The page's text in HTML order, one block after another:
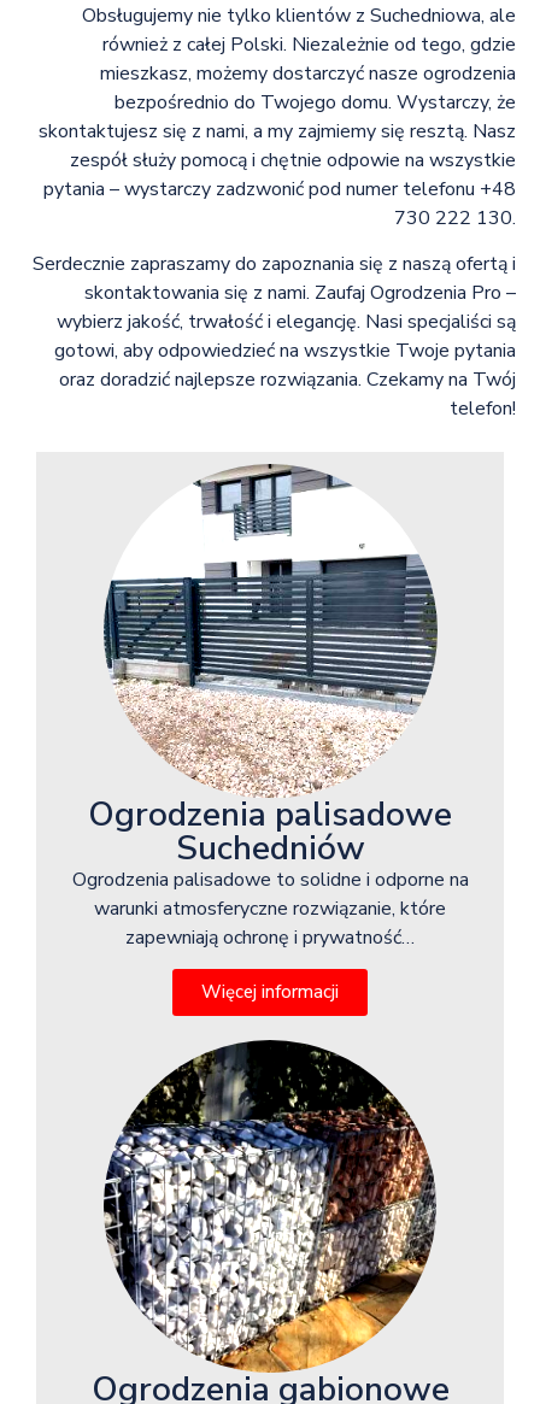
Obsługujemy nie tylko klientów z Suchedniowa, ale
również z całej Polski. Niezależnie od tego, gdzie
mieszkasz, możemy dostarczyć nasze ogrodzenia
bezpośrednio do Twojego domu. Wystarczy, że
skontaktujesz się z nami, a my zajmiemy się resztą. Nasz
zespół służy pomocą i chętnie odpowie na wszystkie
pytania – wystarczy zadzwonić pod numer telefonu +48
730 222 130.
Serdecznie zapraszamy do zapoznania się z naszą ofertą i
skontaktowania się z nami. Zaufaj Ogrodzenia Pro –
wybierz jakość, trwałość i elegancję. Nasi specjaliści są
gotowi, aby odpowiedzieć na wszystkie Twoje pytania
oraz doradzić najlepsze rozwiązania. Czekamy na Twój
telefon!
Ogrodzenia palisadowe
Suchedniów
Ogrodzenia palisadowe to solidne i odporne na
warunki atmosferyczne rozwiązanie, które
zapewniają ochronę i prywatność…
Więcej informacji
Ogrodzenia gabionowe